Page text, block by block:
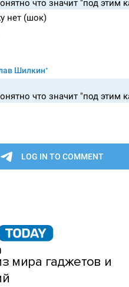
мира гаджетов и